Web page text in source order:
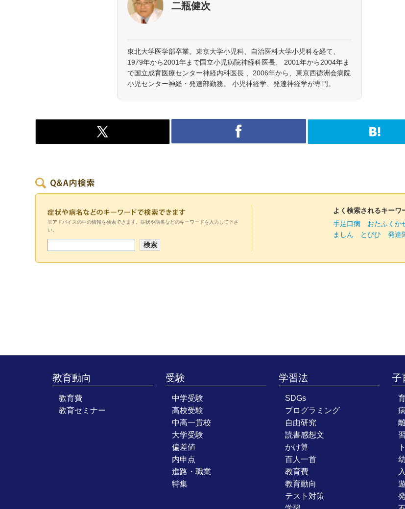
二瓶健次
東北大学医学部卒業。東京大学小児科、自治医科大学小児科を経て、
1979年から2001年まで国立小児病院神経科医長、 2001年から2004年ま
で国立成育医療センター神経内科医長 、2006年から、東京西徳洲会病院
小児センター神経・発達部勤務。 小児神経学、発達神経学が専門。
※アドバイスの中の情報を検索できます。症状や病名などのキーワードを入力して下さ
い。
よく検索されるキーワ
手足口病
おたふくか
ましん
とびひ 発達
教育動向
教育費
教育セミナー
受験
中学受験
高校受験
中高一貫校
大学受験
偏差値
内申点
進路・職業
特集
学習法
SDGs
プログラミング
自由研究
読書感想文
かけ算
百人一首
教育費
教育動向
テスト対策
子